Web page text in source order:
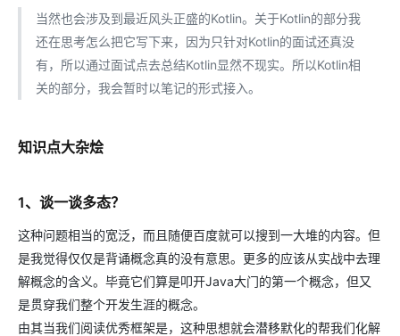
当然也会涉及到最近风头正盛的Kotlin。关于Kotlin的部分我
还在思考怎么把它写下来，因为只针对Kotlin的面试还真没
有，所以通过面试点去总结Kotlin显然不现实。所以Kotlin相
关的部分，我会暂时以笔记的形式接入。
知识点大杂烩
1、谈一谈多态？
这种问题相当的宽泛，而且随便百度就可以搜到一大堆的内容。但
是我觉得仅仅是背诵概念真的没有意思。更多的应该从实战中去理
解概念的含义。毕竟它们算是叩开Java大门的第一个概念，但又
是贯穿我们整个开发生涯的概念。
由其当我们阅读优秀框架是，这种思想就会潜移默化的帮我们化解